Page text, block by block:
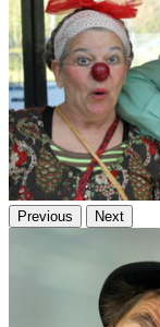
Previous Next